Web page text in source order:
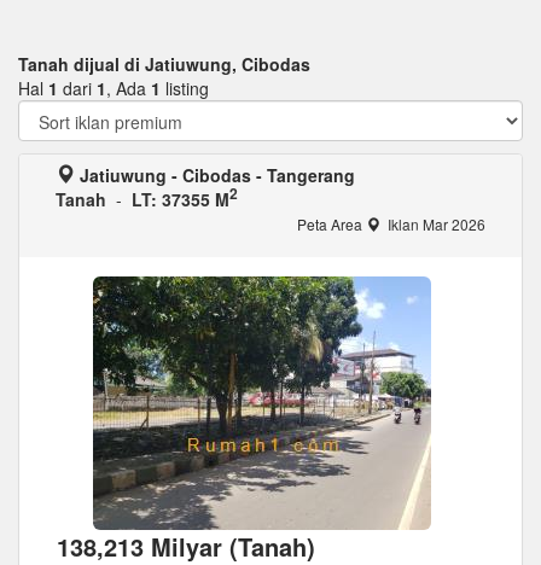
Tanah dijual di Jatiuwung, Cibodas
Hal 1 dari 1, Ada 1 listing
Jatiuwung - Cibodas - Tangerang
Tanah - LT: 37355 M2
Peta Area Iklan Mar 2026
138,213 Milyar (Tanah)